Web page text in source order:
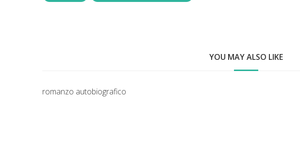
YOU MAY ALSO LIKE
romanzo autobiografico